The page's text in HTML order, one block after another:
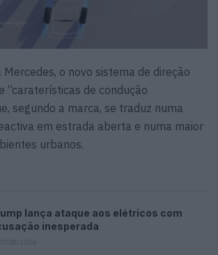
Mercedes, o novo sistema de direção
“caraterísticas de condução
segundo a marca, se traduz numa
em estrada aberta e numa maior
urbanos.
lança ataque aos elétricos com
inesperada